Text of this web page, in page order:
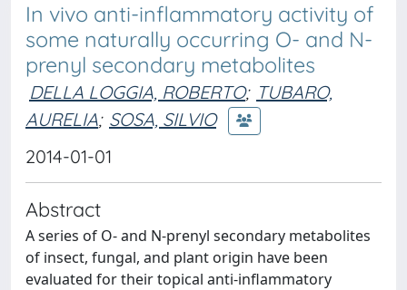
In vivo anti-inflammatory activity of
some naturally occurring O- and N-
prenyl secondary metabolites
DELLA LOGGIA, ROBERTO; TUBARO,
AURELIA; SOSA, SILVIO
2014-01-01
Abstract
A series of O- and N-prenyl secondary metabolites
of insect, fungal, and plant origin have been
evaluated for their topical anti-inflammatory